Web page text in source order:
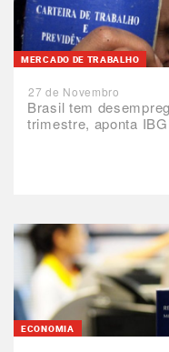
Brasil tem
trimestre, aponta
MERCADO DE TRABALHO
27 de Novembro
ECONOMIA